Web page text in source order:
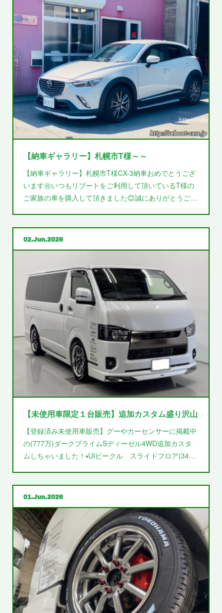
【納車ギャラリー】札幌市T様～～
【納車ギャラリー】札幌市T様CX-3納車おめでとうござ
います㊗️いつもリブートをご利用して頂いているT様の
ご家族の車を購入して頂きました😊誠にありがとうご…
02 Jun 2026
【未使用車限定１台販売】追加カスタム盛り沢山
【登録済み未使用車販売】グーやカーセンサーに掲載中
の(777万)ダークプライムSディーゼル4WD追加カスタ
ムしちゃいました！▪️UIビークル スライドフロア(34…
01 Jun 2026